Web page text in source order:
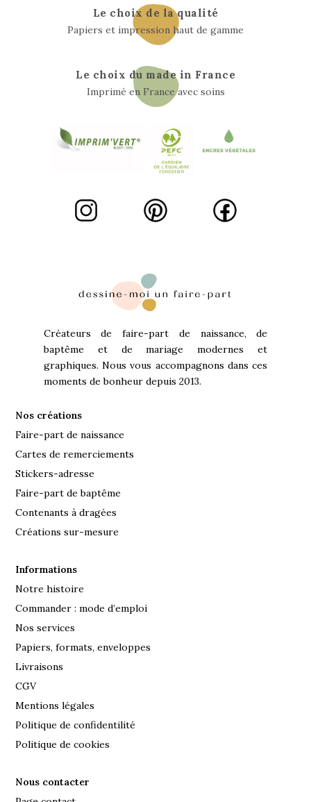
Le choix de la qualité
Papiers et impression haut de gamme
Le choix du made in France
Imprimé en France avec soins
Créateurs de faire-part de naissance, de
baptême et de mariage modernes et
graphiques. Nous vous accompagnons dans ces
moments de bonheur depuis 2013.
Nos créations
Faire-part de naissance
Cartes de remerciements
Stickers-adresse
Faire-part de baptême
Contenants à dragées
Créations sur-mesure
Informations
Notre histoire
Commander : mode d’emploi
Nos services
Papiers, formats, enveloppes
Livraisons
CGV
Mentions légales
Politique de confidentilité
Politique de cookies
Nous contacter